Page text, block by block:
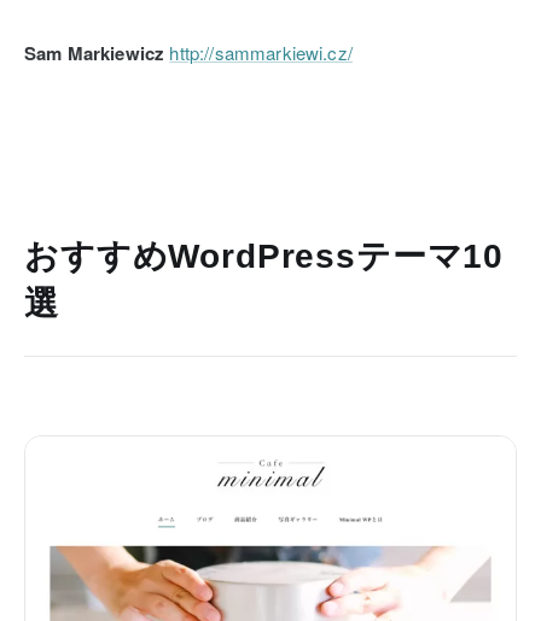
Sam Markiewicz http://sammarkiewi.cz/
おすすめWordPressテーマ10
選